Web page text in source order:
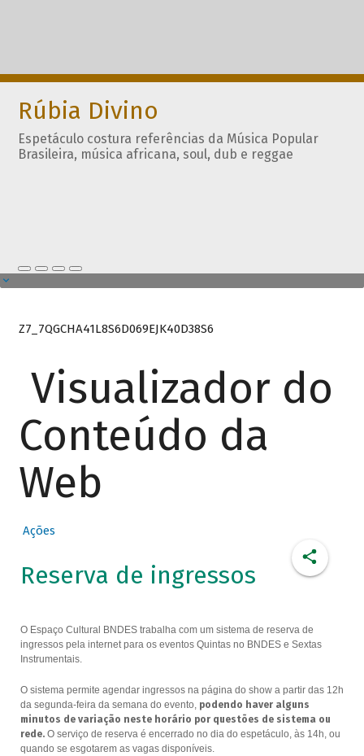
Rúbia Divino
Espetáculo costura referências da Música Popular
Brasileira, música africana, soul, dub e reggae
Z7_7QGCHA41L8S6D069EJK40D38S6
Visualizador do
Conteúdo da
Web
Ações
Reserva de ingressos
O Espaço Cultural BNDES trabalha com um sistema de reserva de
ingressos pela internet para os eventos Quintas no BNDES e Sextas
Instrumentais.
O sistema permite agendar ingressos na página do show a partir das 12h
da segunda-feira da semana do evento, podendo haver alguns
minutos de variação neste horário por questões de sistema ou
rede.O serviço de reserva é encerrado no dia do espetáculo, às 14h, ou
quando se esgotarem as vagas disponíveis.